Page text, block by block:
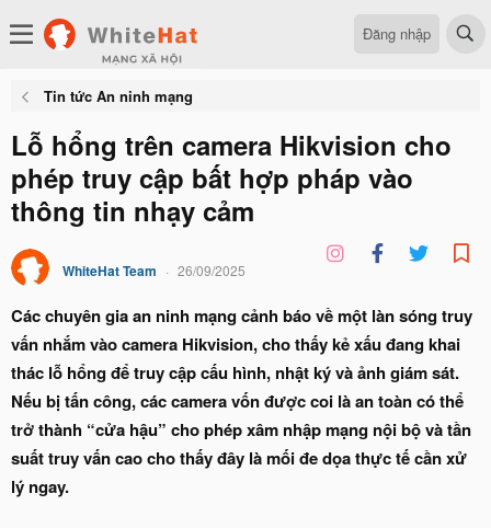
Đăng nhập
Tin tức An ninh mạng
Lỗ hổng trên camera Hikvision cho
phép truy cập bất hợp pháp vào
thông tin nhạy cảm
WhiteHat Team 26/09/2025
Các chuyên gia an ninh mạng cảnh báo về một làn sóng truy
vấn nhắm vào camera Hikvision, cho thấy kẻ xấu đang khai
thác lỗ hổng để truy cập cấu hình, nhật ký và ảnh giám sát.
Nếu bị tấn công, các camera vốn được coi là an toàn có thể
trở thành “cửa hậu” cho phép xâm nhập mạng nội bộ và tần
suất truy vấn cao cho thấy đây là mối đe dọa thực tế cần xử
lý ngay.